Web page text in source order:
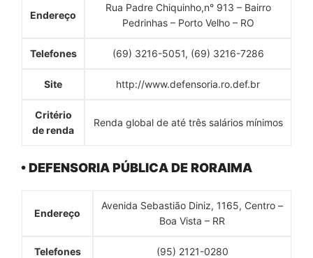
Endereço
Rua Padre Chiquinho,n° 913 – Bairro
Pedrinhas – Porto Velho – RO
Telefones (69) 3216-5051, (69) 3216-7286
Site http://www.defensoria.ro.def.br
Critério
de renda
Renda global de até três salários mínimos
• DEFENSORIA PÚBLICA DE RORAIMA
Endereço
Avenida Sebastião Diniz, 1165, Centro –
Boa Vista – RR
Telefones (95) 2121-0280